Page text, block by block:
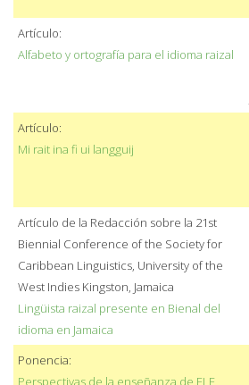
Artículo:
Alfabeto y ortografía para el idioma raizal
Artículo:
Mi rait ina fi ui langguij
Artículo de la Redacción sobre la 21st
Biennial Conference of the Society for
Caribbean Linguistics, University of the
West Indies Kingston, Jamaica
Lingüista raizal presente en Bienal del
idioma en Jamaica
Ponencia:
Perspectivas de la enseñanza de ELE